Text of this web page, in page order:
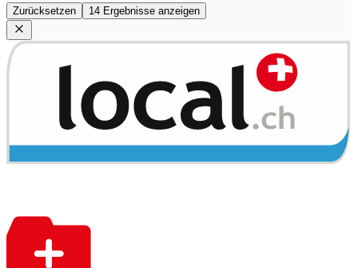
Zurücksetzen 14 Ergebnisse anzeigen